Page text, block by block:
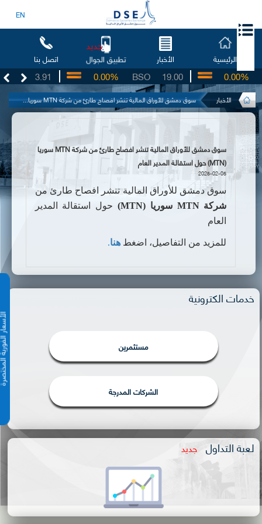
EN
الرئيسية الأخبار تطبيق الجوال
جديد
اتصل بنا
3.91
UG 19.00
BSO
0.00% 0.00%
الأخبار سوق دمشق للأوراق المالية تنشر افصاح طارئ من شركة MTN سوريا...
الأسعار
سوق دمشق للأوراق المالية تنشر افصاح طارئ من شركة MTN سوريا
(MTN) حول استقالة المدير العام
2025-02-05
سوق دمشق للأوراق المالية تنشر افصاح طارئ من
شركةMTN سوريا (MTN
) حول استقالة المدير
العام
للمزيد من التفاصيل، اضغط هنا.
خدمات الكترونية
مستثمرين
الشركات المدرجة
لعبة التداول جديد